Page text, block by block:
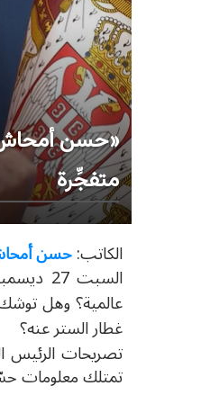
«حسن
متفجِّرة
الكاتب:حسن
عالمية؟ وهل
غطار الستر عنه؟
تصريحات الرئيس
تمتلك معلومات